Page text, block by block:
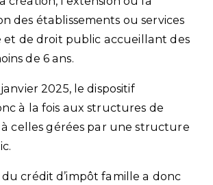
des établissements ou services
et de droit public accueillant des
de 6 ans.
2025, le dispositif
à la fois aux structures de
celles gérées par une structure
crédit d’impôt famille a donc